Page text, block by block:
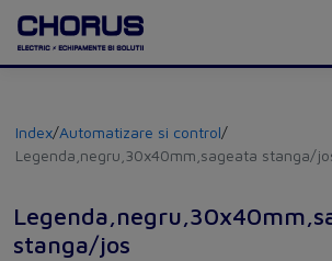
Index/Automatizare si control/
Legenda,negru,30x40mm,sageata stanga/
stanga/jos